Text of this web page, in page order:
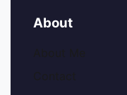
About